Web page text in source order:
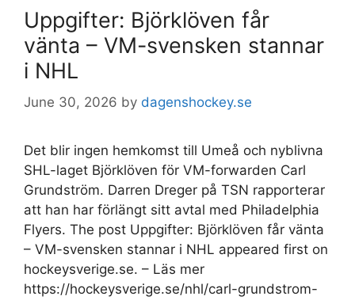
Uppgifter: Björklöven får
vänta – VM-svensken stannar
i NHL
June 30, 2026 by dagenshockey.se
Det blir ingen hemkomst till Umeå och nyblivna
SHL-laget Björklöven för VM-forwarden Carl
Grundström. Darren Dreger på TSN rapporterar
att han har förlängt sitt avtal med Philadelphia
Flyers. The post Uppgifter: Björklöven får vänta
– VM-svensken stannar i NHL appeared first on
hockeysverige.se. – Läs mer
https://hockeysverige.se/nhl/carl-grundstrom-